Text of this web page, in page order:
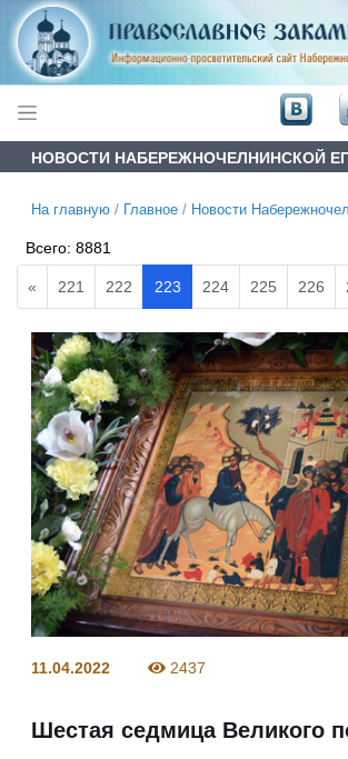
НОВОСТИ НАБЕРЕЖНОЧЕЛНИНСКОЙ
На главную / Главное / Новости
Всего:8881
« 221 222 223 224 225 226
11.04.2022 2437
Шестая седмица Великого